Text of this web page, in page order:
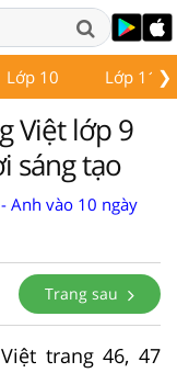
❯
Lớp 10 Lớp 11
Việt lớp 9
sáng tạo
Anh vào 10 ngày
Trang sau
trang 46, 47